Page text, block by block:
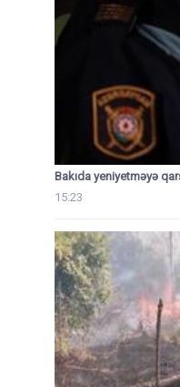
Bakıda yeniyetməyə
15:23